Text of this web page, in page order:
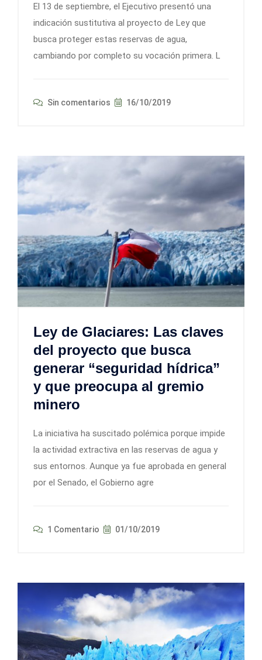
El 13 de septiembre, el Ejecutivo presentó una
indicación sustitutiva al proyecto de Ley que
busca proteger estas reservas de agua,
cambiando por completo su vocación primera. L
Sin comentarios 16/10/2019
Ley de Glaciares: Las claves
del proyecto que busca
generar “seguridad hídrica”
y que preocupa al gremio
minero
La iniciativa ha suscitado polémica porque impide
la actividad extractiva en las reservas de agua y
sus entornos. Aunque ya fue aprobada en general
por el Senado, el Gobierno agre
1 Comentario 01/10/2019